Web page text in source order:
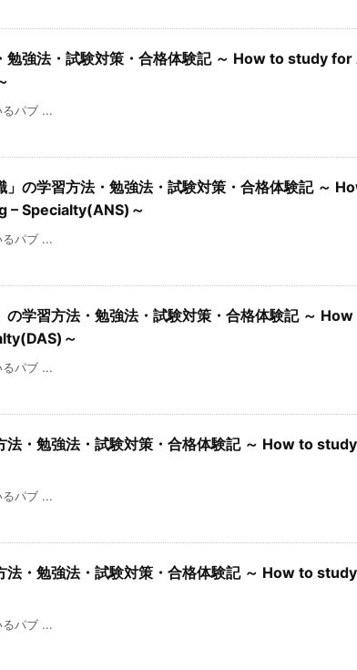
勉強法・試験対策・合格体験記 ～ How to study
パブ ...
」の学習方法・勉強法・試験対策・合格体験記 ～
Specialty(ANS)～
パブ ...
の学習方法・勉強法・試験対策・合格体験記 ～
～
パブ ...
法・勉強法・試験対策・合格体験記 ～ How to
パブ ...
法・勉強法・試験対策・合格体験記 ～ How to
パブ ...